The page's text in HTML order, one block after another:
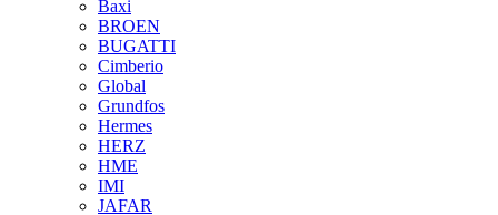
Baxi
BROEN
BUGATTI
Cimberio
Global
Grundfos
Hermes
HERZ
HME
IMI
JAFAR